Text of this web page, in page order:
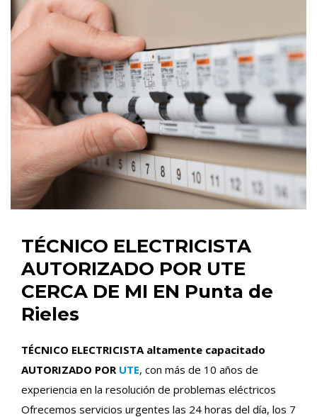
TÉCNICO ELECTRICISTA
AUTORIZADO POR UTE
CERCA DE MI EN Punta de
Rieles
TÉCNICO ELECTRICISTA altamente capacitado
AUTORIZADO POR UTE, con más de 10 años de
experiencia en la resolución de problemas eléctricos
Ofrecemos servicios urgentes las 24 horas del día, los 7